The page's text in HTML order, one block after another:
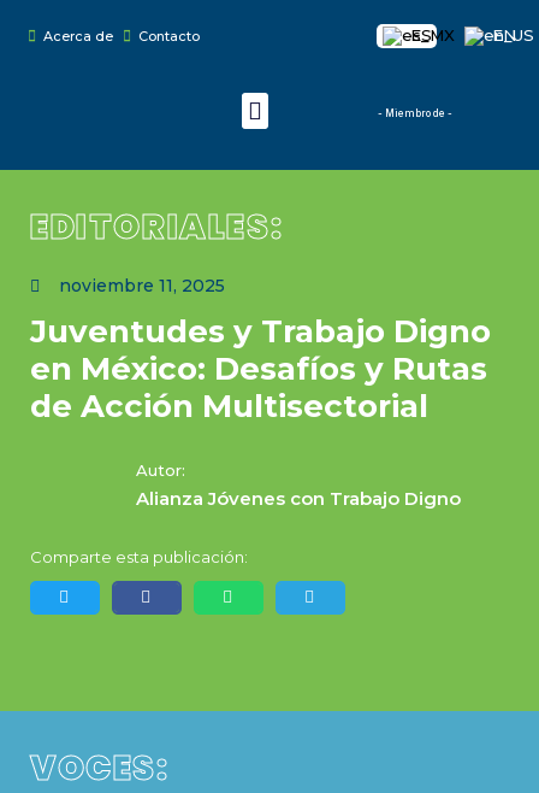
Acerca de Contacto ES EN
- Miembro de -
EDITORIALES:
noviembre 11, 2025
Juventudes y Trabajo Digno
en México: Desafíos y Rutas
de Acción Multisectorial
Autor:
Alianza Jóvenes con Trabajo Digno
Comparte esta publicación:
VOCES: